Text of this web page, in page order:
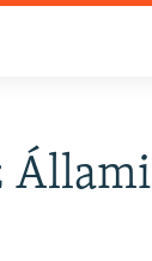
Állami